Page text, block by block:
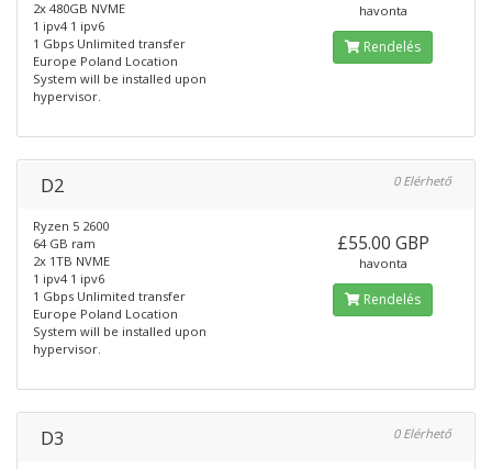
2x 480GB NVME
1 ipv4 1 ipv6
1 Gbps Unlimited transfer
Europe Poland Location
System will be installed upon
hypervisor.
havonta
Rendelés
D2 0 Elérhető
Ryzen 5 2600
64 GB ram
2x 1TB NVME
1 ipv4 1 ipv6
1 Gbps Unlimited transfer
Europe Poland Location
System will be installed upon
hypervisor.
£55.00 GBP
havonta
Rendelés
D3 0 Elérhető